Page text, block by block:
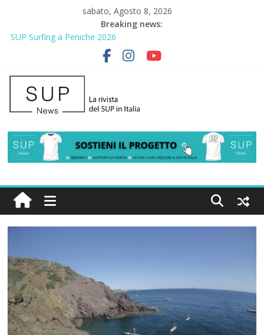
sabato, Agosto 8, 2026
Breaking news:
SUP Surfing a Peniche 2026
AirSUP a Gallico: prima storica gara per Reggio Calabria
Gallico Paddle Fest 2026: sul lungomare di Gallico torna la festa
del SUP
Porto Selvaggio, a lezione di soccorso con la giornata della
prevenzione
2° Urban Sup Trophy: la regata solidale per lo IOR